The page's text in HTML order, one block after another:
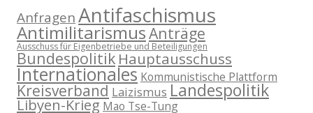
AnfragenAntifaschismus
AntimilitarismusAnträge
Ausschuss für Eigenbetriebe und Beteiligungen
Bundespolitik Hauptausschuss
Internationales Kommunistische Plattform
Kreisverband Laizismus Landespolitik
Libyen-Krieg Mao Tse-Tung